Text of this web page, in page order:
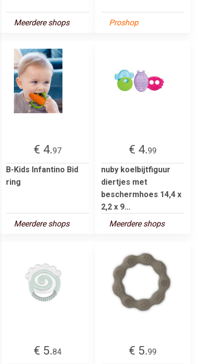
Meerdere shops Proshop
€ 4.97
B-Kids Infantino Bid
ring
Meerdere shops
€ 4.99
nuby koelbijtfiguur
diertjes met
beschermhoes 14,4 x
2,2 x 9...
Meerdere shops
€ 5.84
€ 5.99